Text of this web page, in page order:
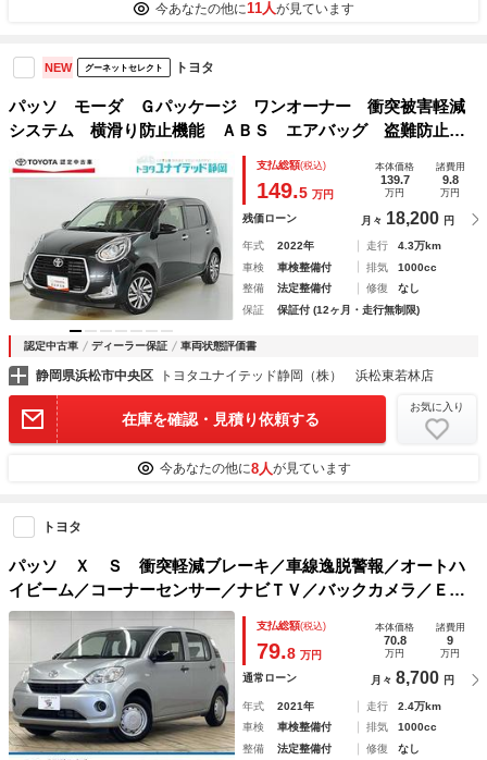
今あなたの他に11人が見ています
NEW グーネットセレクト トヨタ
パッソ モーダ Ｇパッケージ ワンオーナー 衝突被害軽減
システム 横滑り防止機能 ＡＢＳ エアバッグ 盗難防止装
置 アイドリングストップ バックカメラ ＥＴＣ ドラレ
コ ミュージックプレイヤー接続可 ＣＤ スマートキー キ
支払総額(税込)
149.5 万円
本体価格
139.7
万円
諸費用
9.8
万円
残価ローン 月々 18,200 円
年式 2022年 走行
4.3万km
車検
車検整備付 排気
1000cc
整備
法定整備付 修復
なし
保証
保証付 (12ヶ月・走行無制限)
認定中古車 ディーラー保証 車両状態評価書
静岡県浜松市中央区 トヨタユナイテッド静岡（株） 浜松東若林店
在庫を確認・見積り依頼する
お気に入り
今あなたの他に8人が見ています
トヨタ
パッソ Ｘ Ｓ 衝突軽減ブレーキ／車線逸脱警報／オートハ
イビーム／コーナーセンサー／ナビＴＶ／バックカメラ／ＥＴ
Ｃ／Ｂｌｕｅｔｏｏｔｈ再生／マニュアルエアコン／スマート
キー／プッシュスタート／
支払総額(税込)
79.8 万円
本体価格
70.8
万円
諸費用
9
万円
通常ローン 月々 8,700 円
年式 2021年 走行
2.4万km
車検
車検整備付 排気
1000cc
整備
法定整備付 修復
なし